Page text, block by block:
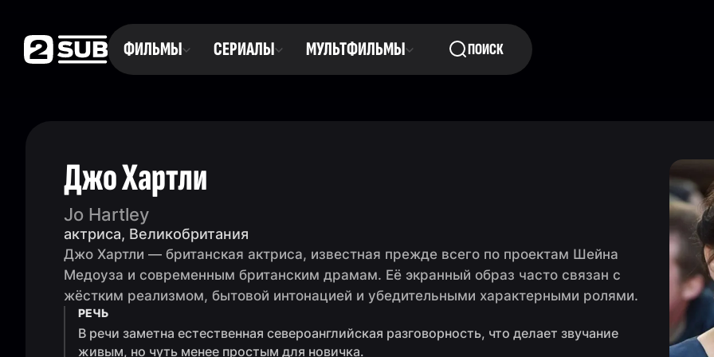
ФИЛЬМЫ СЕРИАЛЫ МУЛЬТФИЛЬМЫ ПОИСК
Джо Хартли
Jo Hartley
актриса, Великобритания
Джо Хартли — британская актриса, известная прежде всего по проектам Шейна
Медоуза и современным британским драмам. Её экранный образ часто связан с
жёстким реализмом, бытовой интонацией и убедительными характерными ролями.
РЕЧЬ
В речи заметна естественная североанглийская разговорность, что делает звучание
живым, но чуть менее простым для новичка.